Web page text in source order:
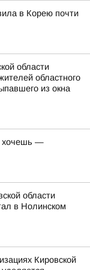
в Корею почти
области
областного
из окна
хочешь —
области
в Нолинском
Кировской